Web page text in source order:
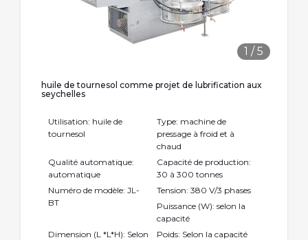
1 /5
huile de tournesol comme projet de lubrification aux
seychelles
Utilisation: huile de
tournesol
Type: machine de
pressage à froid et à
chaud
Qualité automatique:
automatique
Capacité de production:
30 à 300 tonnes
Numéro de modèle: JL-
BT
Tension: 380 V/3 phases
Puissance (W): selon la
capacité
Dimension (L *L*H): Selon
Poids: Selon la capacité